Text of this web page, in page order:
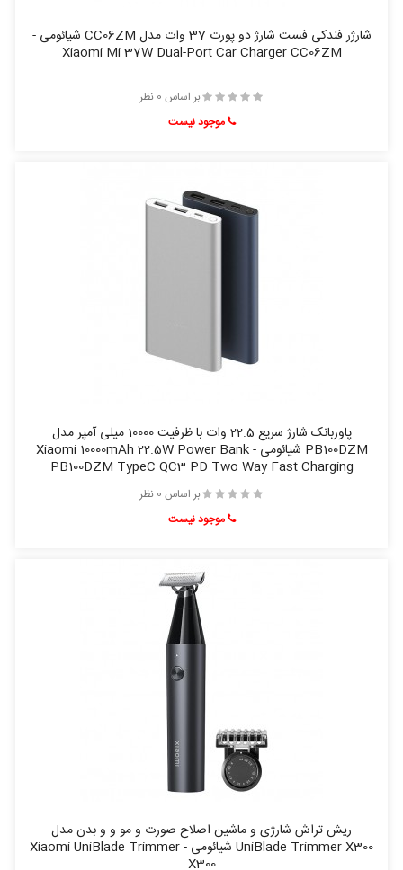
شارژر فندکی فست شارژ دو پورت 37 وات مدل CC06ZM شیائومی -
Xiaomi Mi 37W Dual-Port Car Charger CC06ZM
بر اساس 0 نظر
موجود نیست
پاوربانک شارژ سريع 22.5 وات با ظرفیت 10000 ميلی آمپر مدل
PB100DZM شيائومی - Xiaomi 10000mAh 22.5W Power Bank
PB100DZM TypeC QC3 PD Two Way Fast Charging
بر اساس 0 نظر
موجود نیست
ریش تراش شارژی و ماشین اصلاح صورت و مو و و بدن مدل
UniBlade Trimmer X300 شیائومی - Xiaomi UniBlade Trimmer
X300